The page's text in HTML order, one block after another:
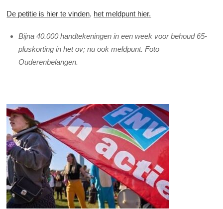
De petitie is hier te vinden, het meldpunt hier.
Bijna 40.000 handtekeningen in een week voor behoud 65-
pluskorting in het ov; nu ook meldpunt. Foto
Ouderenbelangen.